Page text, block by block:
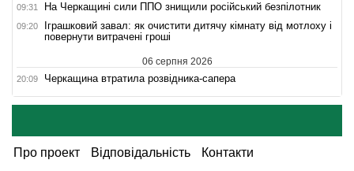
09:31 На Черкащині сили ППО знищили російський безпілотник
09:20
Іграшковий завал: як очистити дитячу кімнату від мотлоху і
повернути витрачені гроші
06 серпня 2026
20:09 Черкащина втратила розвідника-сапера
Про проект Відповідальність Контакти